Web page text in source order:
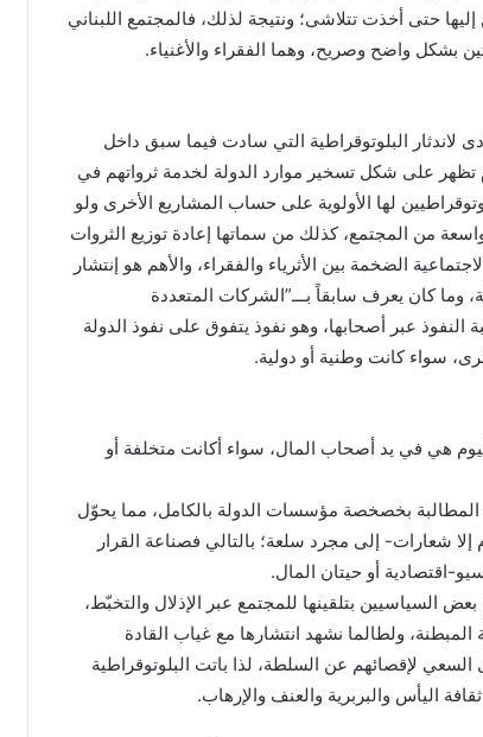
إليها حتى أخذت تتلاشى؛ ونتيجة لذلك، فالمجتمع اللبناني
بشكل واضح وصريح، وهما الفقراء والأغنياء.
لاندثار البلوتوقراطية التي سادت فيما سبق داخل
تظهر على شكل تسخير موارد الدولة لخدمة ثرواتهم في
لها الأولوية على حساب المشاريع الأخرى ولو
من المجتمع، كذلك من سماتها إعادة توزيع الثروات
الضخمة بين الأثرياء والفقراء، والأهم هو إنتشار
كان يعرف سابقاً بـــ”الشركات المتعددة
عبر أصحابها، وهو نفوذ يتفوق على نفوذ الدولة
سواء كانت وطنية أو دولية.
هي في يد أصحاب المال، سواء أكانت متخلفة أو
المطالبة بخصخصة مؤسسات الدولة بالكامل، مما يحوّل
إلا شعارات- إلى مجرد سلعة؛ بالتالي فصناعة القرار
اقتصادية أو حيتان المال.
السياسيين بتلقينها للمجتمع عبر الإذلال والتخبّط،
ولطالما نشهد انتشارها مع غياب القادة
السعي لإقصائهم عن السلطة، لذا باتت البلوتوقراطية
اليأس والبربرية والعنف والإرهاب.